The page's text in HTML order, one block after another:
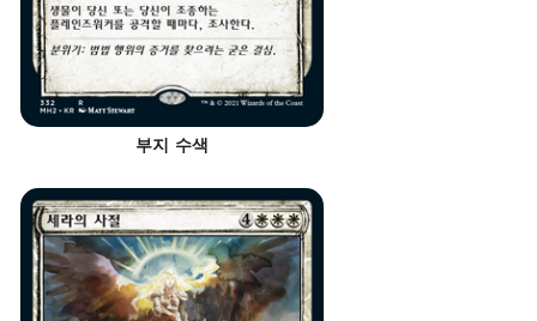
부지 수색